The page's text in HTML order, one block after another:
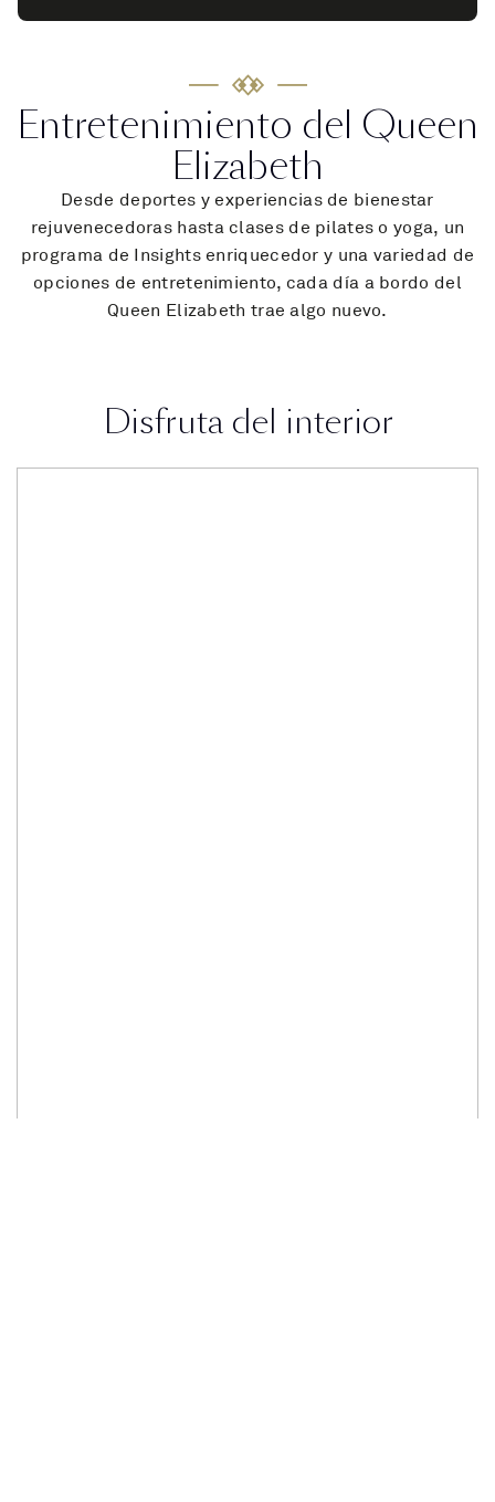
Entretenimiento del Queen
Elizabeth
Desde deportes y experiencias de bienestar
rejuvenecedoras hasta clases de pilates o yoga, un
programa de Insights enriquecedor y una variedad de
opciones de entretenimiento, cada día a bordo del
Queen Elizabeth trae algo nuevo.
Disfruta del interior